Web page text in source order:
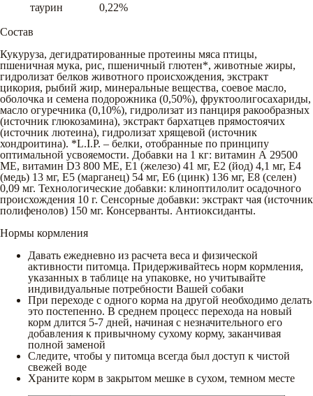
таурин
0,22%
Состав
Кукуруза, дегидратированные протеины мяса птицы,
пшеничная мука, рис, пшеничный глютен*, животные жиры,
гидролизат белков животного происхождения, экстракт
цикория, рыбий жир, минеральные вещества, соевое масло,
оболочка и семена подорожника (0,50%), фруктоолигосахариды,
масло огуречника (0,10%), гидролизат из панциря ракообразных
(источник глюкозамина), экстракт бархатцев прямостоячих
(источник лютеина), гидролизат хрящевой (источник
хондроитина). *L.I.P. – белки, отобранные по принципу
оптимальной усвояемости. Добавки на 1 кг: витамин А 29500
MЕ, витамин D3 800 МЕ, E1 (железо) 41 мг, E2 (йод) 4,1 мг, Е4
(медь) 13 мг, Е5 (марганец) 54 мг, Е6 (цинк) 136 мг, Е8 (селен)
0,09 мг. Технологические добавки: клиноптилолит осадочного
происхождения 10 г. Сенсорные добавки: экстракт чая (источник
полифенолов) 150 мг. Консерванты. Антиоксиданты.
Нормы кормления
Давать ежедневно из расчета веса и физической
активности питомца. Придерживайтесь норм кормления,
указанных в таблице на упаковке, но учитывайте
индивидуальные потребности Вашей собаки
При переходе с одного корма на другой необходимо делать
это постепенно. В среднем процесс перехода на новый
корм длится 5-7 дней, начиная с незначительного его
добавления к привычному сухому корму, заканчивая
полной заменой
Следите, чтобы у питомца всегда был доступ к чистой
свежей воде
Храните корм в закрытом мешке в сухом, темном месте